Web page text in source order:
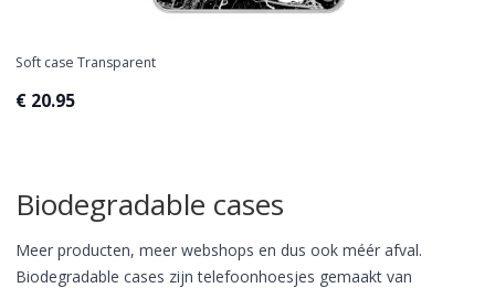
Soft case Transparent
€ 20.95
Biodegradable cases
Meer producten, meer webshops en dus ook méér afval.
Biodegradable cases zijn telefoonhoesjes gemaakt van